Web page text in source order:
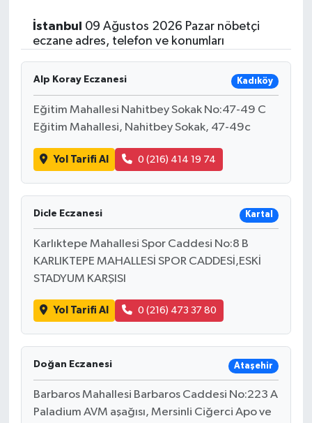
İstanbul
09 Ağustos 2026 Pazar nöbetçi
eczane adres, telefon ve konumları
Alp Koray Eczanesi Kadıköy
Eğitim Mahallesi Nahitbey Sokak No:47-49 C
Eğitim Mahallesi, Nahitbey Sokak, 47-49c
Yol Tarifi Al 0 (216) 414 19 74
Dicle Eczanesi Kartal
Karlıktepe Mahallesi Spor Caddesi No:8 B
KARLIKTEPE MAHALLESİ SPOR CADDESİ,ESKİ
STADYUM KARŞISI
Yol Tarifi Al 0 (216) 473 37 80
Doğan Eczanesi Ataşehir
Barbaros Mahallesi Barbaros Caddesi No:223 A
Paladium AVM aşağısı, Mersinli Ciğerci Apo ve